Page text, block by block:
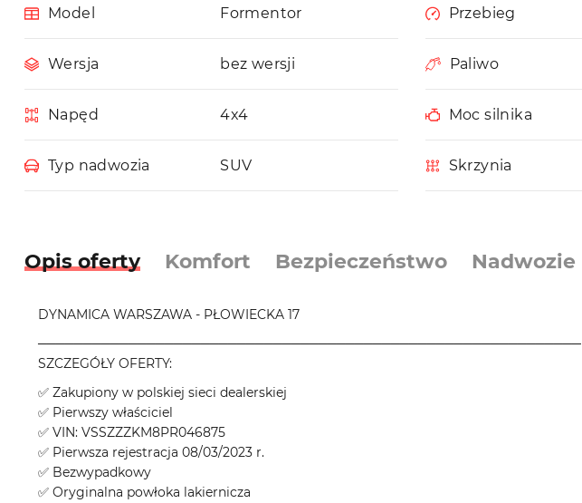
Model Formentor
Wersja bez wersji
Napęd 4x4
Typ nadwozia SUV
Przebieg
Paliwo
Moc silnika
Skrzynia
Opis oferty Komfort Bezpieczeństwo Nadwozie
DYNAMICA WARSZAWA - PŁOWIECKA 17
────────────────────────────────────────────────────────────
SZCZEGÓŁY OFERTY:
✅ Zakupiony w polskiej sieci dealerskiej
✅ Pierwszy właściciel
✅ VIN: VSSZZZKM8PR046875
✅ Pierwsza rejestracja 08/03/2023 r.
✅ Bezwypadkowy
✅ Oryginalna powłoka lakiernicza